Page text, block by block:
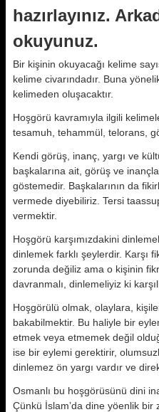
hazırlayınız.
okuyunuz.
Bir kişinin okuyacağı kelime
kelime civarındadır. Buna
kelimeden oluşacaktır.
Hoşgörü kavramıyla ilgili
tesamuh, tehammül, telorans,
Kendi görüş, inanç, yargı ve
başkalarına ait, görüş ve
göstemedir. Başkalarının da
vermede diyebiliriz. Tersi
vermektir.
Hoşgörü karşımızdakini
dinlemek farklı şeylerdir. Karşı
zorunda değiliz ama o kişinin
davranmalı, dinlemeliyiz ki
Hoşgörülü olmak, olaylara,
bakabilmektir. Bu haliyle bir
etmek veya etmemek değil
ise bir eylemi gerektirir,
dinlemez ön yargı vardır ve
Osmanlı bu hoşgörüsünü dini
Çünkü İslam’da dine yöenlik